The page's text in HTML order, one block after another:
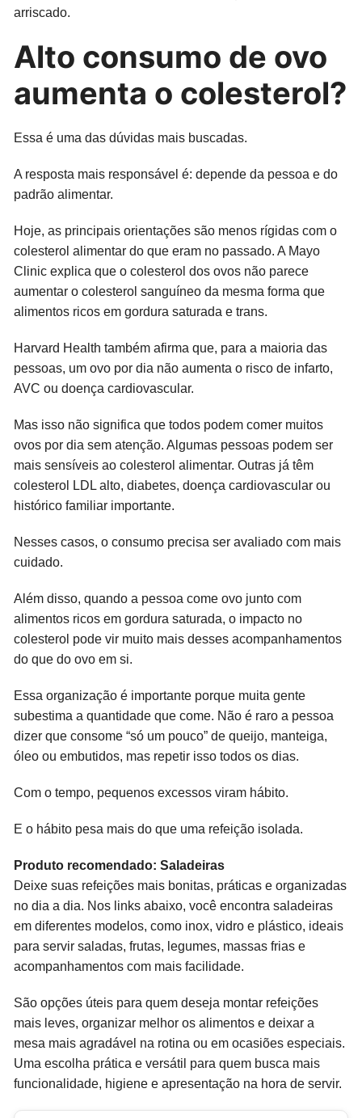
arriscado.
Alto consumo de ovo
aumenta o colesterol?
Essa é uma das dúvidas mais buscadas.
A resposta mais responsável é: depende da pessoa e do
padrão alimentar.
Hoje, as principais orientações são menos rígidas com o
colesterol alimentar do que eram no passado. A Mayo
Clinic explica que o colesterol dos ovos não parece
aumentar o colesterol sanguíneo da mesma forma que
alimentos ricos em gordura saturada e trans.
Harvard Health também afirma que, para a maioria das
pessoas, um ovo por dia não aumenta o risco de infarto,
AVC ou doença cardiovascular.
Mas isso não significa que todos podem comer muitos
ovos por dia sem atenção. Algumas pessoas podem ser
mais sensíveis ao colesterol alimentar. Outras já têm
colesterol LDL alto, diabetes, doença cardiovascular ou
histórico familiar importante.
Nesses casos, o consumo precisa ser avaliado com mais
cuidado.
Além disso, quando a pessoa come ovo junto com
alimentos ricos em gordura saturada, o impacto no
colesterol pode vir muito mais desses acompanhamentos
do que do ovo em si.
Essa organização é importante porque muita gente
subestima a quantidade que come. Não é raro a pessoa
dizer que consome “só um pouco” de queijo, manteiga,
óleo ou embutidos, mas repetir isso todos os dias.
Com o tempo, pequenos excessos viram hábito.
E o hábito pesa mais do que uma refeição isolada.
Produto recomendado: Saladeiras
Deixe suas refeições mais bonitas, práticas e organizadas
no dia a dia. Nos links abaixo, você encontra saladeiras
em diferentes modelos, como inox, vidro e plástico, ideais
para servir saladas, frutas, legumes, massas frias e
acompanhamentos com mais facilidade.
São opções úteis para quem deseja montar refeições
mais leves, organizar melhor os alimentos e deixar a
mesa mais agradável na rotina ou em ocasiões especiais.
Uma escolha prática e versátil para quem busca mais
funcionalidade, higiene e apresentação na hora de servir.